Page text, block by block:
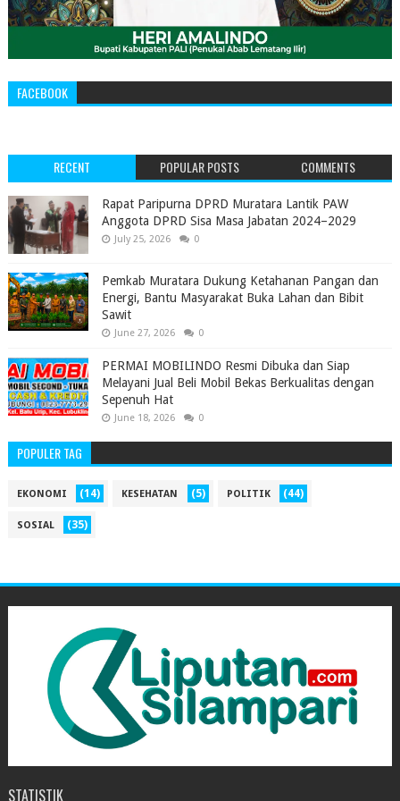
FACEBOOK
RECENT POPULAR POSTS COMMENTS
‎Rapat Paripurna DPRD Muratara Lantik PAW
Anggota DPRD Sisa Masa Jabatan 2024–2029 ‎
July 25, 2026 0
Pemkab Muratara Dukung Ketahanan Pangan dan
Energi, Bantu Masyarakat Buka Lahan dan Bibit
Sawit
June 27, 2026 0
PERMAI MOBILINDO Resmi Dibuka dan Siap
Melayani Jual Beli Mobil Bekas Berkualitas dengan
Sepenuh Hat
June 18, 2026 0
POPULER TAG
EKONOMI (14) KESEHATAN (5) POLITIK (44)
SOSIAL (35)
STATISTIK